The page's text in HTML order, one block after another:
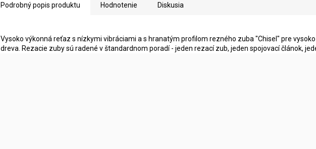
Podrobný popis produktu Hodnotenie Diskusia
Vysoko výkonná reťaz s nízkymi vibráciami a s hranatým profilom rezného zuba "Chisel" pre
dreva. Rezacie zuby sú radené v štandardnom poradí - jeden rezací zub, jeden spojovací článok,